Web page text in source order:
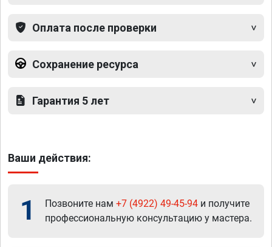
Оплата после проверки
Сохранение ресурса
Гарантия 5 лет
Ваши действия:
1 Позвоните нам +7 (4922) 49-45-94 и получите
профессиональную консультацию у мастера.